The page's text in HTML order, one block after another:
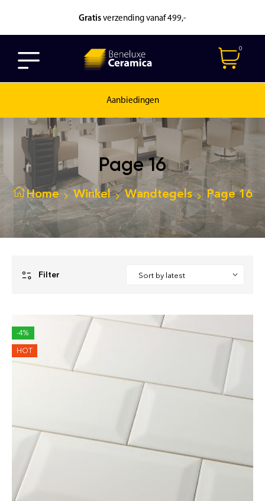
Gratis verzending vanaf 499,-
0
Aanbiedingen
Page 16
Home Winkel Wandtegels Page 16
Filter
-4%
HOT